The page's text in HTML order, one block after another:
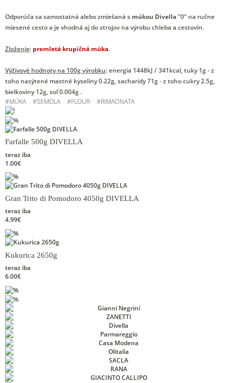
Odporúča sa samostatná alebo zmiešaná s múkou Divella"0“ na ručne
miesené cesto a je vhodná aj do strojov na výrobu chleba a cestovín.
Zloženie: premletá krupičná múka.
Výživové hodnoty na 100g výrobku: energia 1448kJ / 341kcal, tuky 1g - z
toho nasýtené mastné kyseliny 0.22g, sacharidy 71g - z toho cukry 2.5g,
bielkoviny 12g, soľ 0.004g .
#MÚKA #SEMOLA #FLOUR #RIMACINATA
Farfalle 500g DIVELLA
teraz iba
1.00€
Gran Trito di Pomodoro 4050g DIVELLA
teraz iba
4.99€
Kukurica 2650g
teraz iba
6.00€